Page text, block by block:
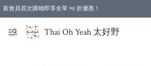
新會員首次購物即享全單 98 折優惠！
特選會員可享全單低至 96 折優惠！
Thai Oh Yeah 太好野